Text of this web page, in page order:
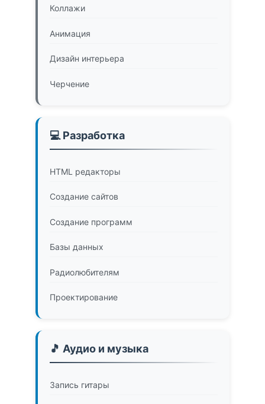
Коллажи
Анимация
Дизайн интерьера
Черчение
💻 Разработка
HTML редакторы
Создание сайтов
Создание программ
Базы данных
Радиолюбителям
Проектирование
🎵 Аудио и музыка
Запись гитары